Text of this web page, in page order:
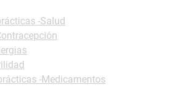
-Salud
-Medicamentos